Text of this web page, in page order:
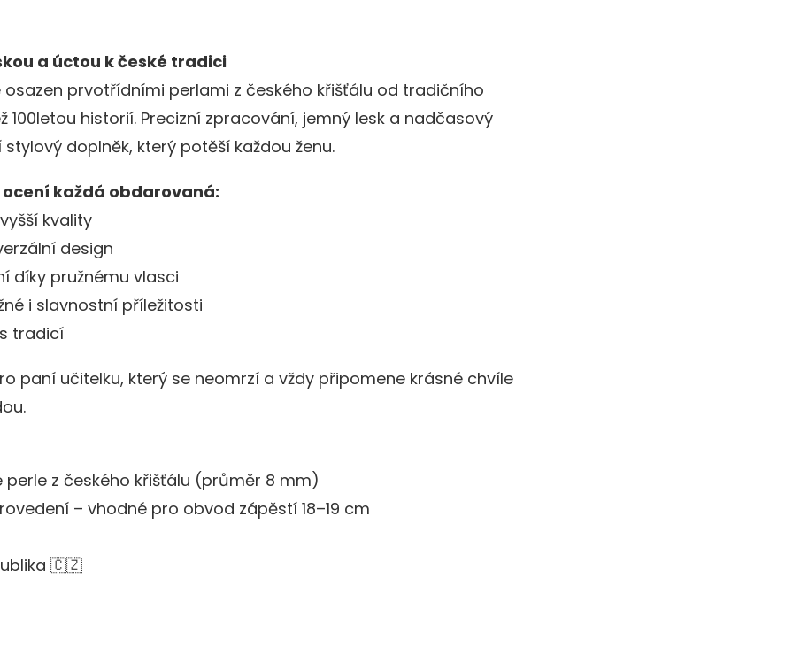
a úctou k české tradici
osazen prvotřídními perlami z českého křišťálu od tradičního
100letou historií. Precizní zpracování, jemný lesk a nadčasový
doplněk, který potěší každou ženu.
každá obdarovaná:
kvality
design
díky pružnému vlasci
i slavnostní příležitosti
tradicí
paní učitelku, který se neomrzí a vždy připomene krásné chvíle
perle z českého křišťálu (průměr 8 mm)
– vhodné pro obvod zápěstí 18–19 cm
🇨🇿